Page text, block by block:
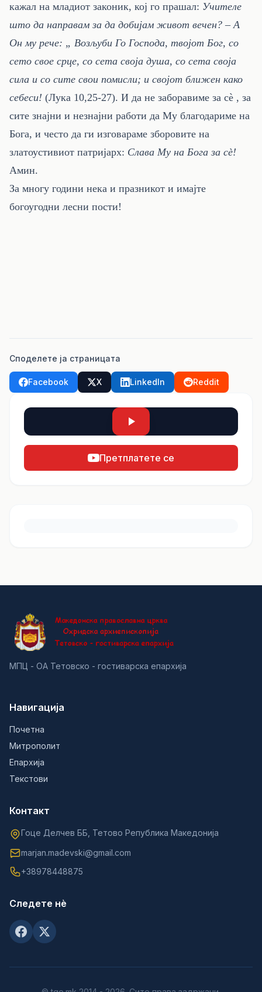
кажал на младиот законик, кој го прашал: Учителе
што да направам за да добијам живот вечен? – А
Он му рече: „ Возљуби Го Господа, твојот Бог, со
сето свое срце, со сета своја душа, со сета своја
сила и со сите свои помисли; и својот ближен како
себеси! (Лука 10,25-27). И да не заборавиме за сè , за
сите знајни и незнајни работи да Му благодариме на
Бога, и често да ги изговараме зборовите на
златоустивиот патријарх: Слава Му на Бога за сѐ!
Амин.
За многу години нека и празникот и имајте
богоугодни лесни пости!
Споделете ја страницата
Facebook X LinkedIn Reddit
Претплатете се
МПЦ - ОА Тетовско - гостиварска епархија
Навигација
Почетна
Митрополит
Епархија
Текстови
Контакт
Гоце Делчев ББ, Тетово Република Македонија
marjan.madevski@gmail.com
+38978448875
Следете нè